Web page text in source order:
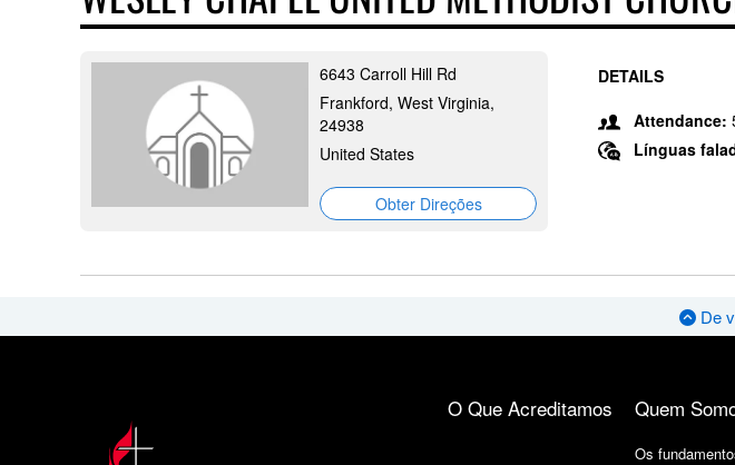
6643 Carroll Hill Rd
Frankford, West Virginia,
24938
United States
Obter Direções
DETAILS
Attendance:
Línguas
De
O Que Acreditamos Quem
Os